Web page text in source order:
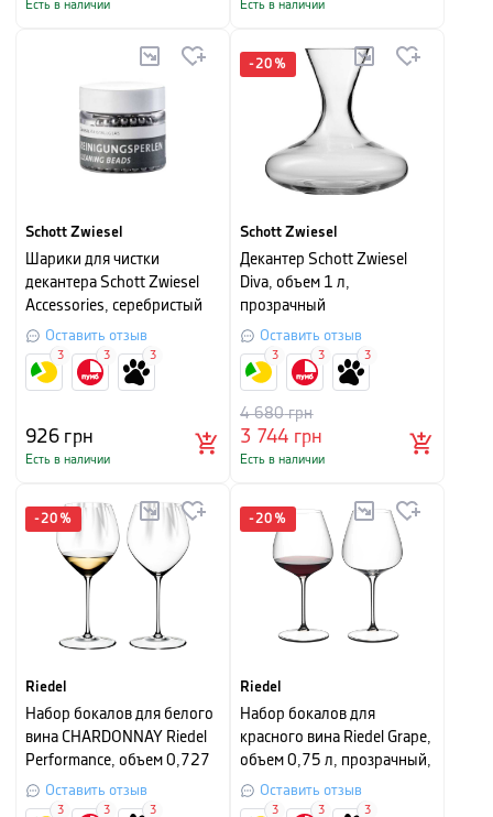
Есть в наличии Есть в наличии
Schott Zwiesel
Шарики для чистки
декантера Schott Zwiesel
Accessories, серебристый
Оставить отзыв
926грн
Есть в наличии
3 3 3
-20 %
Schott Zwiesel
Декантер Schott Zwiesel
Diva, объем 1 л,
прозрачный
Оставить отзыв
3 744 грн
4 680грн
Есть в наличии
3 3 3
-20 %
Riedel
Набор бокалов для белого
вина CHARDONNAY Riedel
Performance, объем 0,727
л, прозрачный, 2 штуки
Оставить отзыв
3 3 3
-20 %
Riedel
Hабор бокалов для
красного вина Riedel Grape,
объем 0,75 л, прозрачный,
2 штОставить отзыв
3 3 3